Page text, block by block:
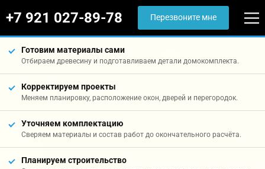
+7 921 027-89-78 Перезвоните мне
Готовим материалы сами
Отбираем древесину и подготавливаем детали домокомплекта.
Корректируем проекты
Меняем планировку, расположение окон, дверей и перегородок.
Уточняем комплектацию
Сверяем материалы и состав работ до окончательного расчёта.
Планируем строительство